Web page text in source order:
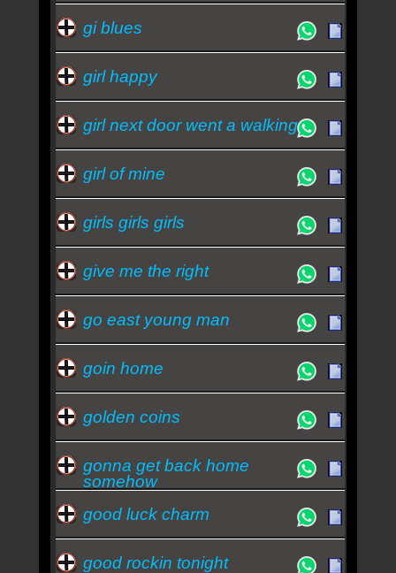
gi blues
girl happy
girl next door went a walking
girl of mine
girls girls girls
give me the right
go east young man
goin home
golden coins
gonna get back home
somehow
good luck charm
good rockin tonight